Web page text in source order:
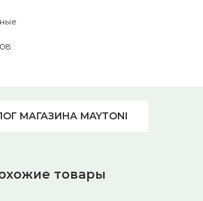
МАГАЗИНА MAYTONI
товары